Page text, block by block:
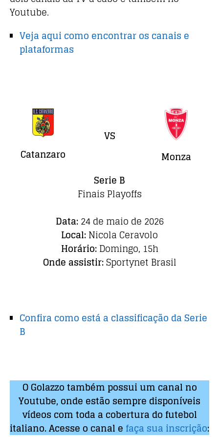
Youtube.
Veja aqui como encontrar os canais e
plataformas
Catanzaro
VS
Monza
Serie B
Finais Playoffs
Data:24 de maio de 2026
Local:Nicola Ceravolo
Horário:Domingo, 15h
Onde assistir:Sportynet Brasil
Confira como está a classificação da Serie
B
O Golazzo também possui um canal no
Youtube, onde estão sempre disponíveis
vídeos com toda a cobertura do futebol
italiano. Acesse o canal e faça sua inscrição: